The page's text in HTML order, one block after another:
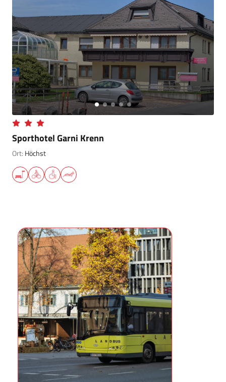
Sporthotel Garni Krenn
Ort: Höchst